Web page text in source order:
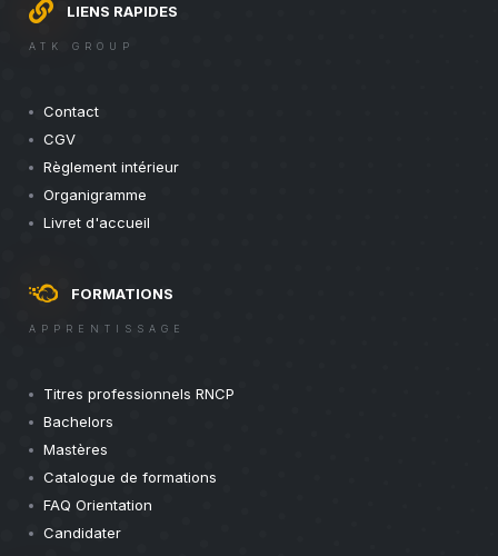
LIENS RAPIDES
ATK GROUP
Contact
CGV
Règlement intérieur
Organigramme
Livret d'accueil
FORMATIONS
APPRENTISSAGE
Titres professionnels RNCP
Bachelors
Mastères
Catalogue de formations
FAQ Orientation
Candidater